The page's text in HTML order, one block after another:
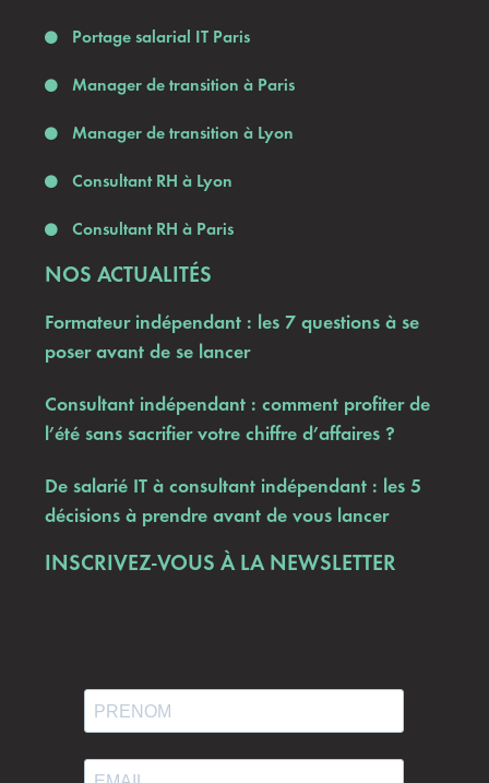
Portage salarial IT Paris
Manager de transition à Paris
Manager de transition à Lyon
Consultant RH à Lyon
Consultant RH à Paris
NOS ACTUALITÉS
Formateur indépendant : les 7 questions à se
poser avant de se lancer
Consultant indépendant : comment profiter de
l’été sans sacrifier votre chiffre d’affaires ?
De salarié IT à consultant indépendant : les 5
décisions à prendre avant de vous lancer
INSCRIVEZ-VOUS À LA NEWSLETTER